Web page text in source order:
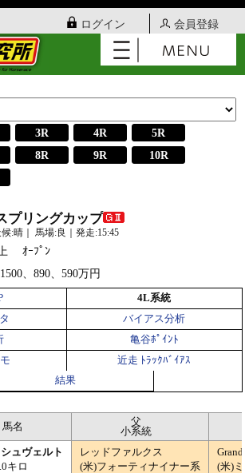
ログイン 会員登録
3R 4R
5R
8R 9R
10R
プリングカップ
:晴｜ 馬場:良｜発走:15:45
ｵｰﾌﾟﾝ
、890、590万円
4L系統
バイアス分析
亀谷ﾎﾟｲﾝﾄ
近走 ﾄﾗｯｸﾊﾞｲｱｽ
結果
馬名
父
小系統
ュヴェルト
キロ
レッドファルクス
(米)フォーティナイナー系
(米)